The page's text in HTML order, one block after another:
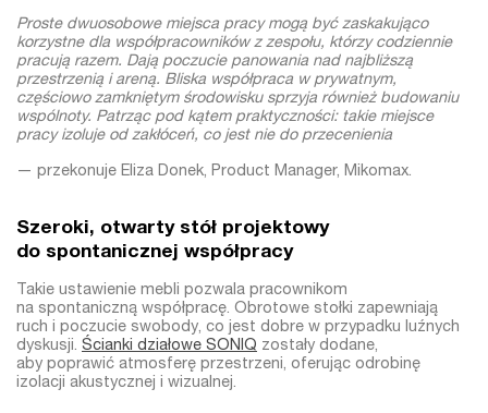
Proste dwuosobowe miejsca pracy mogą być zaskakująco
korzystne dla współpracowników z zespołu, którzy codziennie
pracują razem. Dają poczucie panowania nad najbliższą
przestrzenią i areną. Bliska współpraca w prywatnym,
częściowo zamkniętym środowisku sprzyja również budowaniu
wspólnoty. Patrząc pod kątem praktyczności: takie miejsce
pracy izoluje od zakłóceń, co jest nie do przecenienia
— przekonuje Eliza Donek, Product Manager, Mikomax.
Szeroki, otwarty stół projektowy
do spontanicznej współpracy
Takie ustawienie mebli pozwala pracownikom
na spontaniczną współpracę. Obrotowe stołki zapewniają
ruch i poczucie swobody, co jest dobre w przypadku luźnych
dyskusji. Ścianki działowe SONIQ zostały dodane,
aby poprawić atmosferę przestrzeni, oferując odrobinę
izolacji akustycznej i wizualnej.